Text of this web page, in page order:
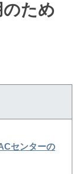
ため
センターの